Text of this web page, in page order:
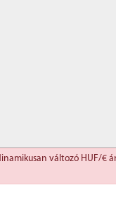
változó HUF/€